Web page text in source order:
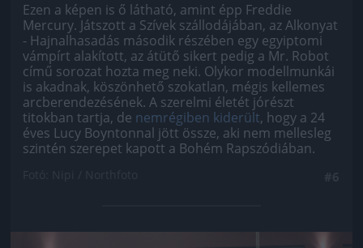
Ezen a képen is ő látható, amint épp Freddie
Mercury. Játszott a Szívek szállodájában, az Alkonyat
- Hajnalhasadás második részében egy egyiptomi
vámpírt alakított, az átütő sikert pedig a Mr. Robot
című sorozat hozta meg neki. Olykor modellmunkái
is akadnak, köszönhető szokatlan, mégis kellemes
arcberendezésének. A szerelmi életét jórészt
titokban tartja, de nemrégiben kiderült, hogy a 24
éves Lucy Boyntonnal jött össze, aki nem mellesleg
szintén szerepet kapott a Bohém Rapszódiában.